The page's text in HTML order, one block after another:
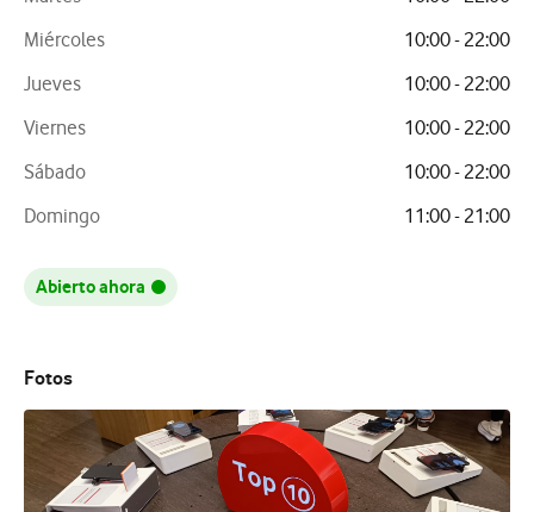
Miércoles
10:00 - 22:00
Jueves
10:00 - 22:00
Viernes
10:00 - 22:00
Sábado
10:00 - 22:00
Domingo
11:00 - 21:00
Abierto ahora
Fotos